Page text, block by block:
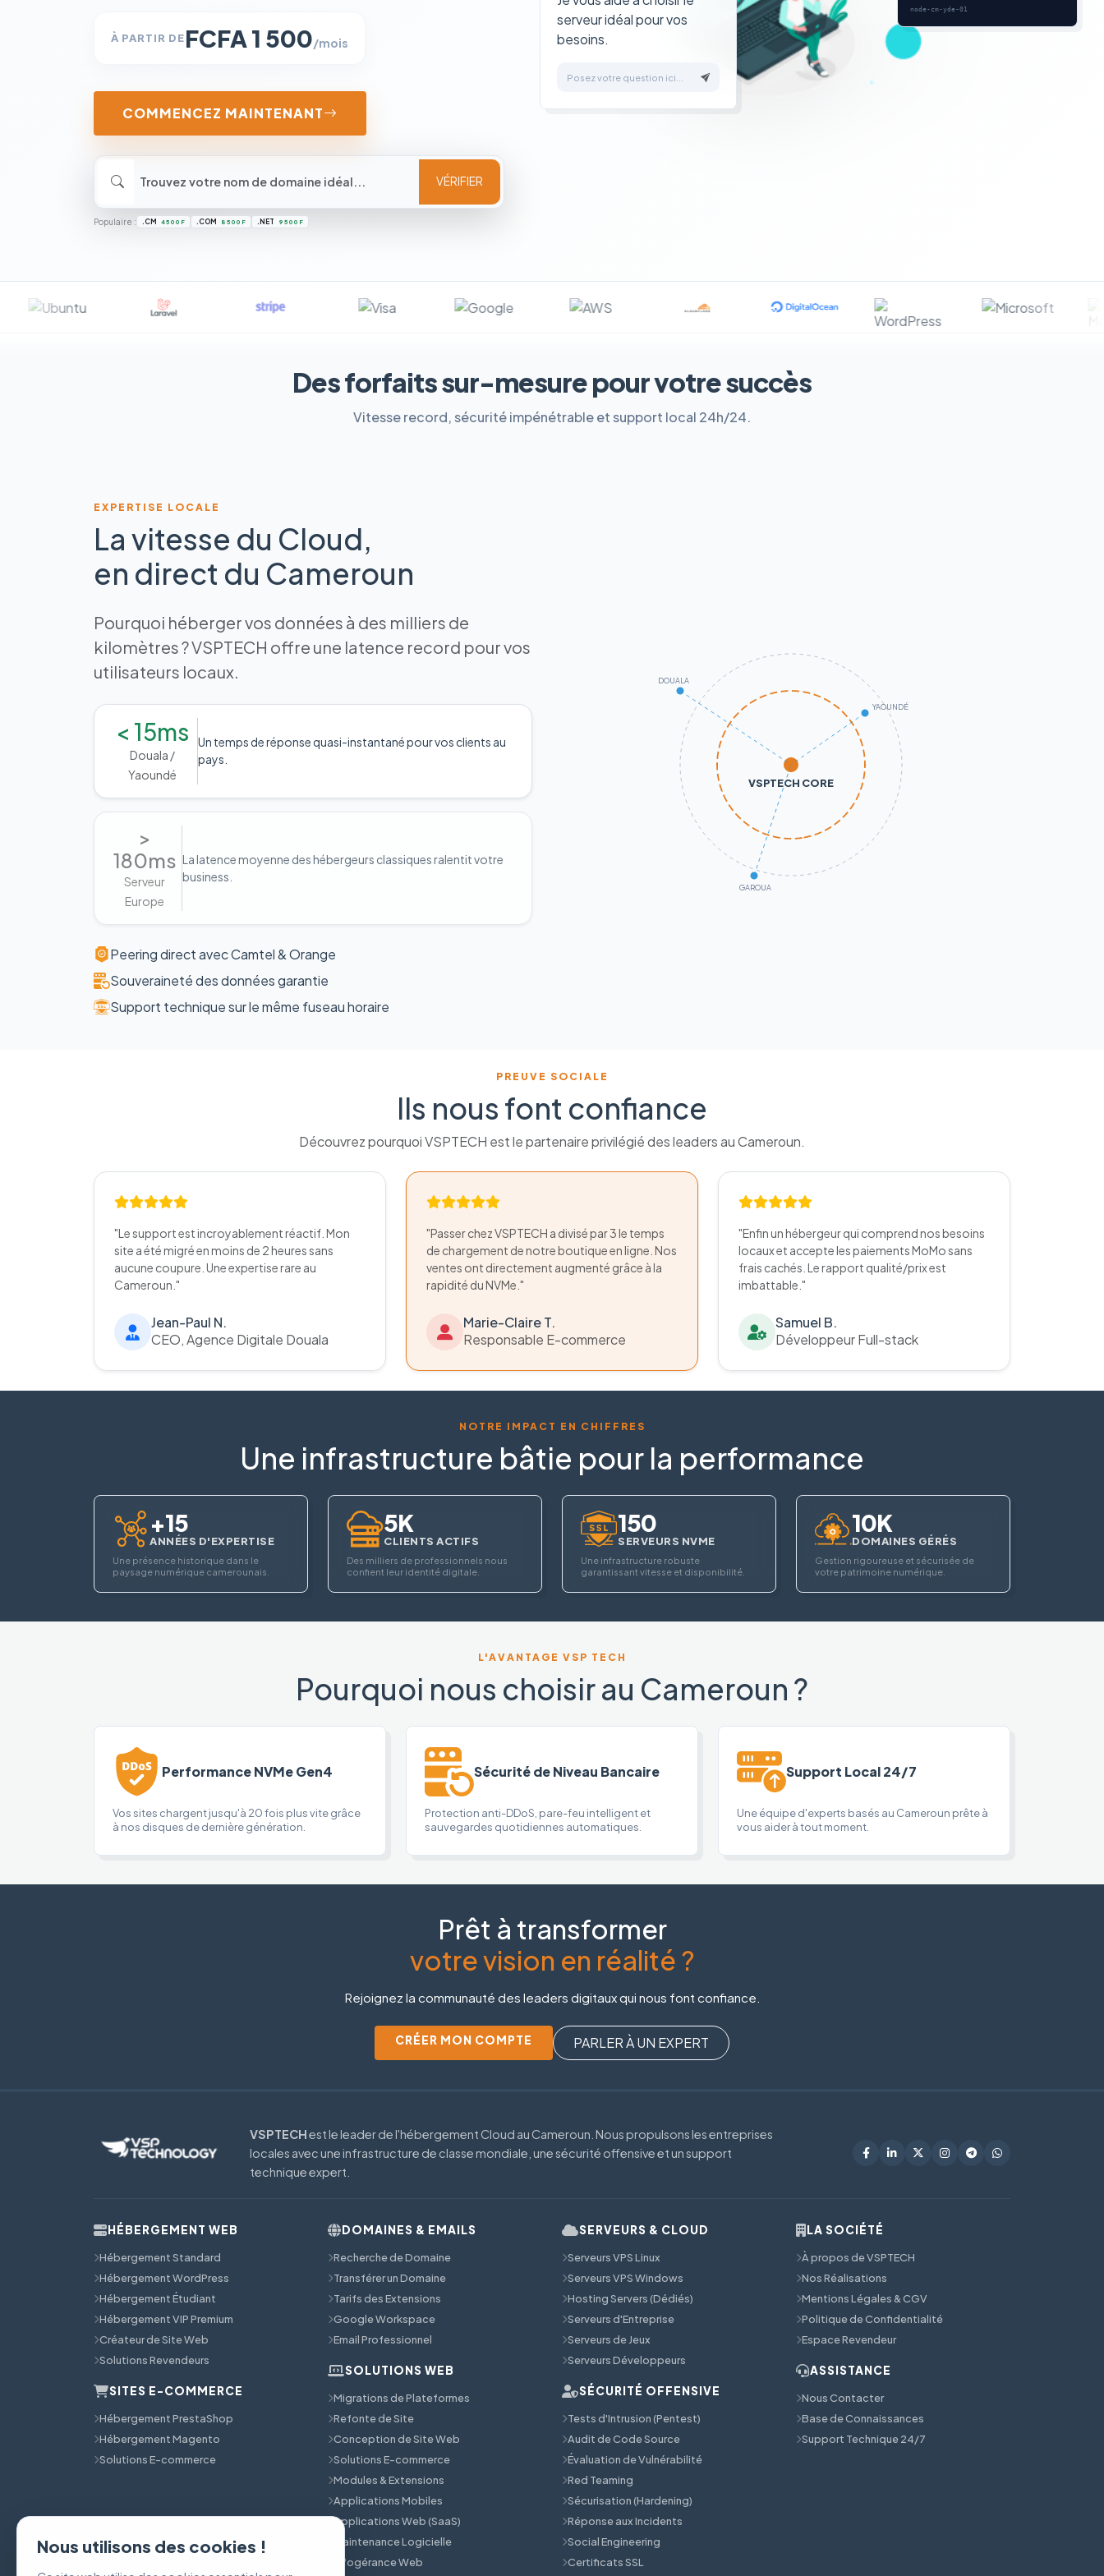
À PARTIR DEFCFA 1 500/mois
COMMENCEZ MAINTENANT
VÉRIFIER
Populaire : .CM 4 500 F .COM 8 500 F .NET 9 500 F
serveur idéal pour vos
besoins.
Posez votre question ici...
node-cm-yde-01
Des forfaits sur-mesure pour votre succès
Vitesse record, sécurité impénétrable et support local 24h/24.
EXPERTISE LOCALE
La vitesse du Cloud,
en direct du Cameroun
Pourquoi héberger vos données à des milliers de
kilomètres ? VSPTECH offre une latence record pour vos
utilisateurs locaux.
< 15ms
Douala /
Yaoundé
Un temps de réponse quasi-instantané pour vos clients au
pays.
>
180ms
Serveur
Europe
La latence moyenne des hébergeurs classiques ralentit votre
business.
Peering direct avec Camtel & Orange
Souveraineté des données garantie
Support technique sur le même fuseau horaire
VSPTECH CORE
DOUALA
YAOUNDÉ
GAROUA
PREUVE SOCIALE
Ils nous font confiance
Découvrez pourquoi VSPTECH est le partenaire privilégié des leaders au Cameroun.
"Le support est incroyablement réactif. Mon
site a été migré en moins de 2 heures sans
aucune coupure. Une expertise rare au
Cameroun."
Jean-Paul N.
CEO, Agence Digitale Douala
"Passer chez VSPTECH a divisé par 3 le temps
de chargement de notre boutique en ligne. Nos
ventes ont directement augmenté grâce à la
rapidité du NVMe."
Marie-Claire T.
Responsable E-commerce
"Enfin un hébergeur qui comprend nos besoins
locaux et accepte les paiements MoMo sans
frais cachés. Le rapport qualité/prix est
imbattable."
Samuel B.
Développeur Full-stack
NOTRE IMPACT EN CHIFFRES
Une infrastructure bâtie pour la performance
+15
ANNÉES D'EXPERTISE
Une présence historique dans le
paysage numérique camerounais.
5K
CLIENTS ACTIFS
Des milliers de professionnels nous
confient leur identité digitale.
150
SERVEURS NVME
Une infrastructure robuste
garantissant vitesse et disponibilité.
10K
DOMAINES GÉRÉS
Gestion rigoureuse et sécurisée de
votre patrimoine numérique.
L'AVANTAGE VSP TECH
Pourquoi nous choisir au Cameroun ?
Performance NVMe Gen4
Vos sites chargent jusqu'à 20 fois plus vite grâce
à nos disques de dernière génération.
Sécurité de Niveau Bancaire
Protection anti-DDoS, pare-feu intelligent et
sauvegardes quotidiennes automatiques.
Support Local 24/7
Une équipe d'experts basés au Cameroun prête à
vous aider à tout moment.
Prêt à transformer
votre vision en réalité ?
Rejoignez la communauté des leaders digitaux qui nous font confiance.
CRÉER MON COMPTE PARLER À UN EXPERT
VSPTECHest le leader de l'hébergement Cloud au Cameroun. Nous propulsons les entreprises
locales avec une infrastructure de classe mondiale, une sécurité offensive et un support
technique expert.
HÉBERGEMENT WEB
Hébergement Standard
Hébergement WordPress
Hébergement Étudiant
Hébergement VIP Premium
Créateur de Site Web
Solutions Revendeurs
SITES E-COMMERCE
Hébergement PrestaShop
Hébergement Magento
Solutions E-commerce
DOMAINES & EMAILS
Recherche de Domaine
Transférer un Domaine
Tarifs des Extensions
Google Workspace
Email Professionnel
SOLUTIONS WEB
Migrations de Plateformes
Refonte de Site
Conception de Site Web
Solutions E-commerce
Modules & Extensions
Applications Mobiles
Applications Web (SaaS)
Maintenance Logicielle
Infogérance Web
SERVEURS & CLOUD
Serveurs VPS Linux
Serveurs VPS Windows
Hosting Servers (Dédiés)
Serveurs d'Entreprise
Serveurs de Jeux
Serveurs Développeurs
SÉCURITÉ OFFENSIVE
Tests d'Intrusion (Pentest)
Audit de Code Source
Évaluation de Vulnérabilité
Red Teaming
Sécurisation (Hardening)
Réponse aux Incidents
Social Engineering
Certificats SSL
LA SOCIÉTÉ
À propos de VSPTECH
Nos Réalisations
Mentions Légales & CGV
Politique de Confidentialité
Espace Revendeur
ASSISTANCE
Nous Contacter
Base de Connaissances
Support Technique 24/7
Nous utilisons des cookies !